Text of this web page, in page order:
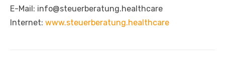
E-Mail: info@steuerberatung.healthcare
Internet: www.steuerberatung.healthcare